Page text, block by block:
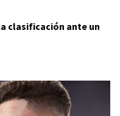
clasificación ante un